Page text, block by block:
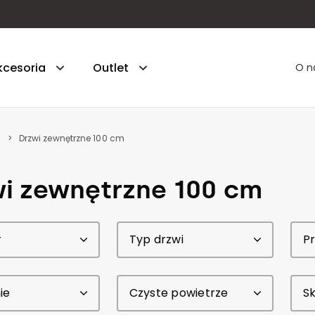
- gr. 45 mm - styropian
- gr. 55 mm - styropian
PLUS - gr. 55 mm - piana
Outlet O
Drzwi zewnętrzne 100 cm
zewnętrzne 100 cm
Typ drzwi
Czyste powietrze